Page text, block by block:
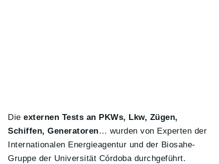
Dieexternen Tests an PKWs, Lkw, Zügen,
Schiffen, Generatoren… wurden von Experten der
Internationalen Energieagentur und der Biosahe-
Gruppe der Universität Córdoba durchgeführt.